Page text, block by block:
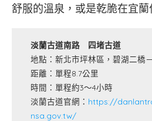
舒服的溫泉，或是乾脆在宜蘭
淡蘭古道南路 四堵古道
地點：新北市坪林區，碧湖二橋
距離：單程8.7公里
時間：單程約3～4小時
淡蘭古道官網： https://
nsa.gov.tw/